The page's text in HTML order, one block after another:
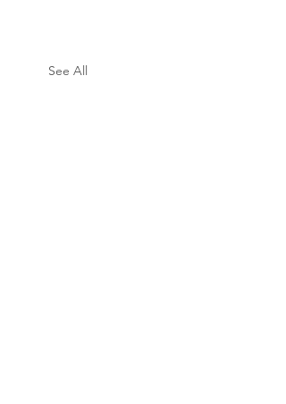
See All